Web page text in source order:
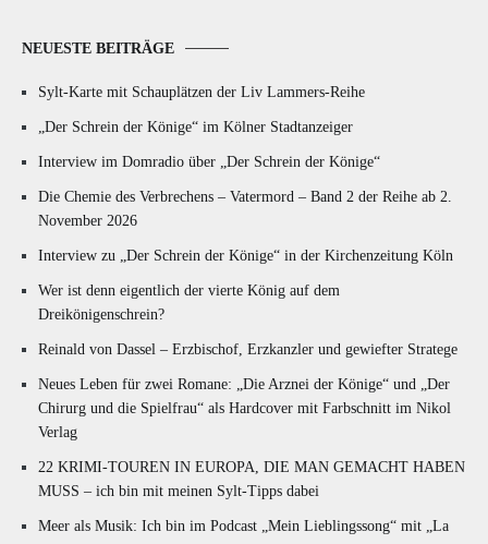
NEUESTE BEITRÄGE
Sylt-Karte mit Schauplätzen der Liv Lammers-Reihe
„Der Schrein der Könige“ im Kölner Stadtanzeiger
Interview im Domradio über „Der Schrein der Könige“
Die Chemie des Verbrechens – Vatermord – Band 2 der Reihe ab 2.
November 2026
Interview zu „Der Schrein der Könige“ in der Kirchenzeitung Köln
Wer ist denn eigentlich der vierte König auf dem
Dreikönigenschrein?
Reinald von Dassel – Erzbischof, Erzkanzler und gewiefter Stratege
Neues Leben für zwei Romane: „Die Arznei der Könige“ und „Der
Chirurg und die Spielfrau“ als Hardcover mit Farbschnitt im Nikol
Verlag
22 KRIMI-TOUREN IN EUROPA, DIE MAN GEMACHT HABEN
MUSS – ich bin mit meinen Sylt-Tipps dabei
Meer als Musik: Ich bin im Podcast „Mein Lieblingssong“ mit „La